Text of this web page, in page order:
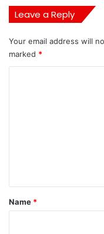
Leave a Reply
Your email address will
marked *
*
Name *